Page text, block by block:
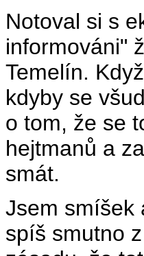
Notoval si s
informováni"
Temelín.
kdyby se
o tom, že se
hejtmanů a
smát.
Jsem smíšek
spíš smutno